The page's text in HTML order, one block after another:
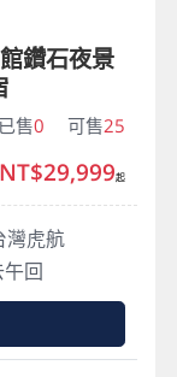
鑽石夜景
已售0 可售25
灣虎航
回
NT$29,999起